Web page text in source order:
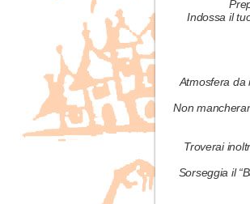
Indossa il
Atmosfera da
Non
Troverai
Sorseggia il